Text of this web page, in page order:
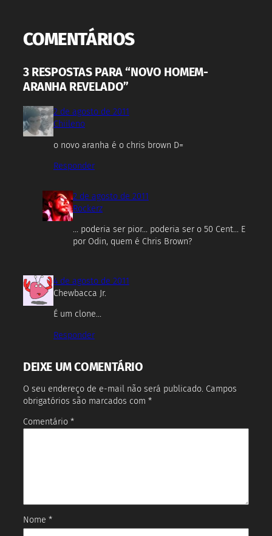
COMENTÁRIOS
3 RESPOSTAS PARA “NOVO HOMEM-
ARANHA REVELADO”
2 de agosto de 2011
Chiileno
o novo aranha é o chris brown D=
Responder
2 de agosto de 2011
Rockerz
… poderia ser pior… poderia ser o 50 Cent… E
por Odin, quem é Chris Brown?
4 de agosto de 2011
Chewbacca Jr.
É um clone…
Responder
DEIXE UM COMENTÁRIO
O seu endereço de e-mail não será publicado. Campos
obrigatórios são marcados com *
Comentário *
Nome *